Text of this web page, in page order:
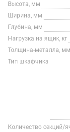
Высота, мм
Ширина, мм
Глубина, мм
Нагрузка на ящик, кг
Толщина-металла, мм
Тип шкафчика
Количество секций/